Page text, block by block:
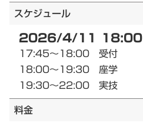
スケジュール
2026/4/11 18:00
17:45～18:00 受付
18:00～19:30 座学
19:30～22:00 実技
料金